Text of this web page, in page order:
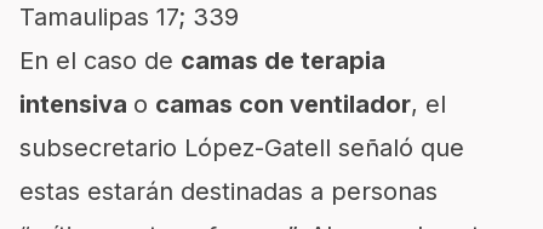
Tamaulipas 17; 339
En el caso de camas de terapia
intensiva o camas con ventilador, el
subsecretario López-Gatell señaló que
estas estarán destinadas a personas